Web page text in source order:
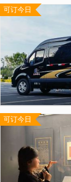
可订今日
可订今日